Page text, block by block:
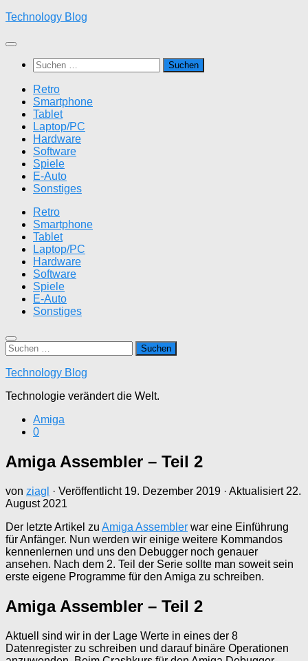
Zum
springen
Technology Blog
Suchen
nach:
Retro
Smartphone
Tablet
Laptop/PC
Hardware
Software
Spiele
E-Auto
Sonstiges
Retro
Smartphone
Tablet
Laptop/PC
Hardware
Software
Spiele
E-Auto
Sonstiges
Suchen
nach:
Technology Blog
Technologie verändert die Welt.
Amiga
0
Amiga Assembler – Teil 2
von ziagl · Veröffentlicht 19. Dezember 2019 · Aktualisiert 22.
August 2021
Der letzte Artikel zu Amiga Assembler war eine Einführung
für Anfänger. Nun werden wir einige weitere Kommandos
kennenlernen und uns den Debugger noch genauer
ansehen. Nach dem 2. Teil der Serie sollte man soweit sein
erste eigene Programme für den Amiga zu schreiben.
Amiga Assembler – Teil 2
Aktuell sind wir in der Lage Werte in eines der 8
Datenregister zu schreiben und darauf binäre Operationen